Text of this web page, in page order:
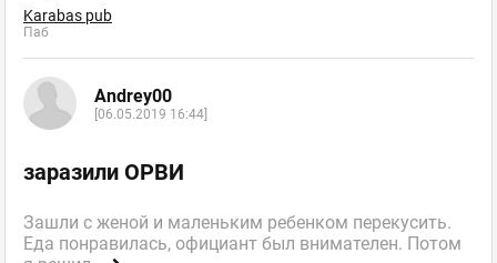
Karabas pub
Паб
Andrey00
[06.05.2019 16:44]
заразили ОРВИ
Зашли с женой и маленьким ребенком перекусить.
Еда понравилась, официант был внимателен. Потом